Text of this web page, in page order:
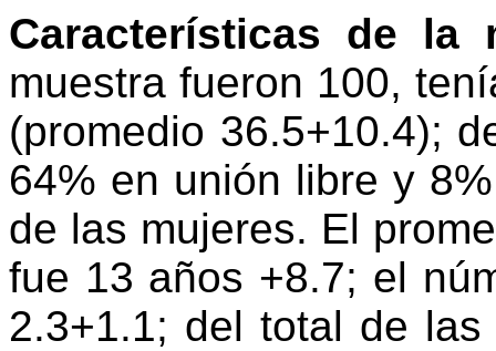
Características de la
muestra fueron 100,
(promedio 36.5+10.4);
64% en unión libre y
de las mujeres. El
fue 13 años +8.7; el
2.3+1.1; del total de